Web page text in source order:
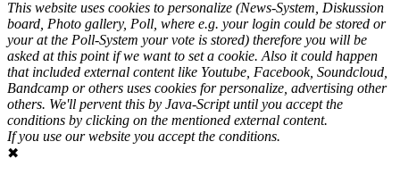
This website uses cookies to personalize (News-System, Diskussion
board, Photo gallery, Poll, where e.g. your login could be stored or
your at the Poll-System your vote is stored) therefore you will be
asked at this point if we want to set a cookie. Also it could happen
that included external content like Youtube, Facebook, Soundcloud,
Bandcamp or others uses cookies for personalize, advertising other
others. We'll pervent this by Java-Script until you accept the
conditions by clicking on the mentioned external content.
If you use our website you accept the conditions.
✖